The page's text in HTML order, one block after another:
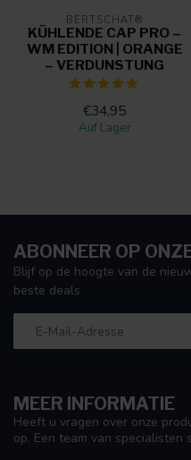
BERTSCHAT®
KÜHLENDE CAP PRO –
WM EDITION | ORANGE
– VERDUNSTUNG
€34,95
Auf Lager
MEER INFORMATIE
Heeft u vragen over onze
op. Een team van
ABONNEER OP
Blijf op de hoogte van de
beste deals